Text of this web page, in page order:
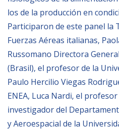
los de la producción en
Participaron de este panel la
Fuerzas Aéreas italianas,
Russomano Directora
(Brasil), el profesor de la
Paulo Hercilio Viegas
ENEA, Luca Nardi, el
investigador del
y Aeroespacial de la